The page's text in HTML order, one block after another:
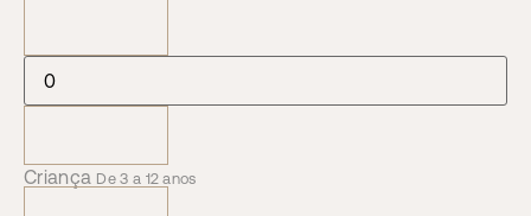
Criança De 3 a 12 anos